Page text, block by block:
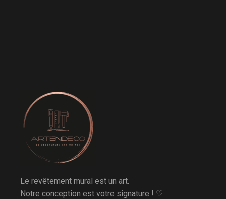
Le revêtement mural est un art.
Notre conception est votre signature ! ♡